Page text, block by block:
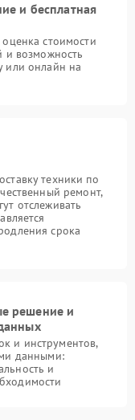
и бесплатная
стоимости
и возможность
или онлайн на
техники по
ремонт,
отслеживать
срока
решение и
и инструментов,
данными:
и